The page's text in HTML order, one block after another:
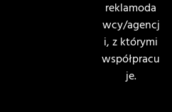
reklamoda
wcy/agencj
i, z którymi
współpracu
je.